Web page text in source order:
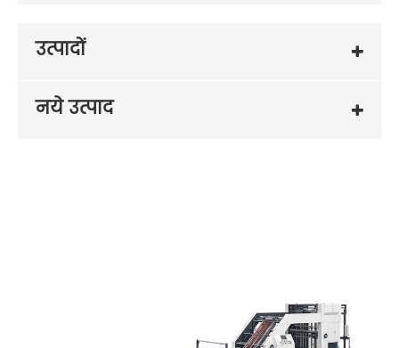
उत्पादों
नये उत्पाद